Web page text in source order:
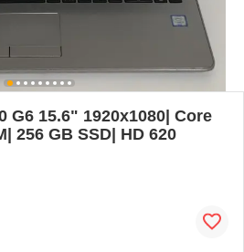
G6 15.6" 1920x1080| Core
256 GB SSD| HD 620